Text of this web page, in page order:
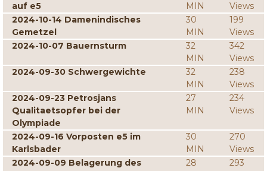
auf e5
MIN
Views
2024-10-14 Damenindisches
Gemetzel
30
MIN
199
Views
2024-10-07 Bauernsturm
32
MIN
342
Views
2024-09-30 Schwergewichte
32
MIN
238
Views
2024-09-23 Petrosjans
Qualitaetsopfer bei der
Olympiade
27
MIN
234
Views
2024-09-16 Vorposten e5 im
Karlsbader
30
MIN
270
Views
2024-09-09 Belagerung des
28
293